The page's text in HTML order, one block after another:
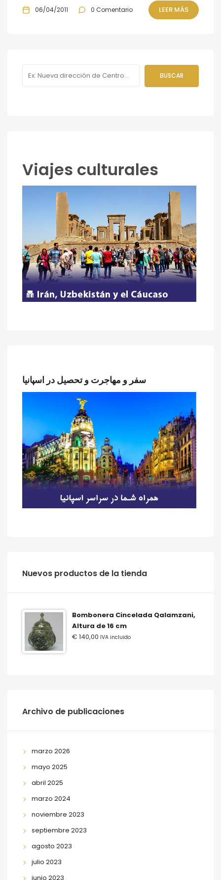
06/04/2011 0 Comentario LEER MÁS
Viajes culturales
سفر و مهاجرت و تحصیل در اسپانیا
‫‪Nuevos‬‬ ‫‪productos‬‬ ‫‪de‬‬ ‫‪la‬‬ ‫‪tienda‬‬
Bombonera Cincelada Qalamzani,
Altura de 16 cm
€ 140,00 IVA incluido
Archivo de publicaciones
marzo 2026
mayo 2025
abril 2025
marzo 2024
noviembre 2023
septiembre 2023
agosto 2023
julio 2023
junio 2023